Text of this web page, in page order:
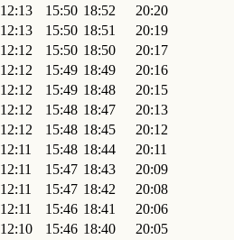
12:13 15:50 18:52
20:20
12:13 15:50 18:51
20:19
12:12 15:50 18:50
20:17
12:12 15:49 18:49
20:16
12:12 15:49 18:48
20:15
12:12 15:48 18:47
20:13
12:12 15:48 18:45
20:12
12:11 15:48 18:44
20:11
12:11 15:47 18:43
20:09
12:11 15:47 18:42
20:08
12:11 15:46 18:41
20:06
12:10 15:46 18:40
20:05